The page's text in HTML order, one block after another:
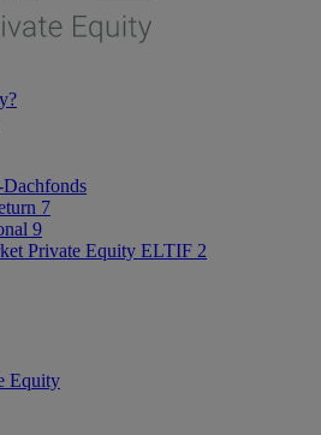
7
9
Private Equity ELTIF 2
Equity